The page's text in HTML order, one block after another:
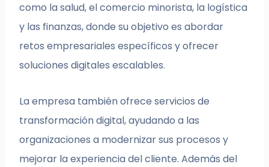
como la salud, el comercio minorista, la logística
y las finanzas, donde su objetivo es abordar
retos empresariales específicos y ofrecer
soluciones digitales escalables.
La empresa también ofrece servicios de
transformación digital, ayudando a las
organizaciones a modernizar sus procesos y
mejorar la experiencia del cliente. Además del